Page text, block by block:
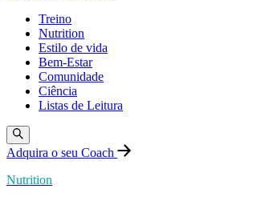
Treino
Nutrition
Estilo de vida
Bem-Estar
Comunidade
Ciência
Listas de Leitura
Adquira o seu Coach
Nutrition